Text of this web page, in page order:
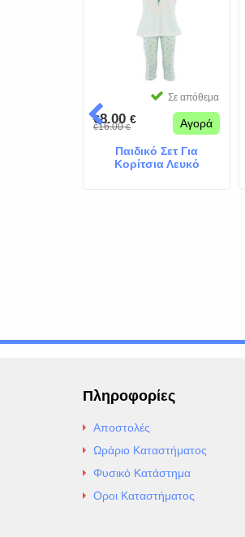
Σε απόθεμα
€8.00 €
€16.00€ Αγορά
Παιδικό Σετ Για
Κορίτσια Λευκό
Πληροφορίες
Αποστολές
Ωράριο Καταστήματος
Φυσικό Κατάστημα
Οροι Καταστήματος